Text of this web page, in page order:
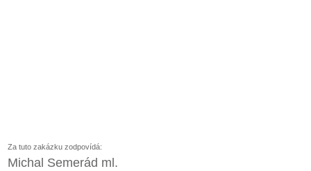
Za tuto zakázku zodpovídá:
Michal Semerád ml.